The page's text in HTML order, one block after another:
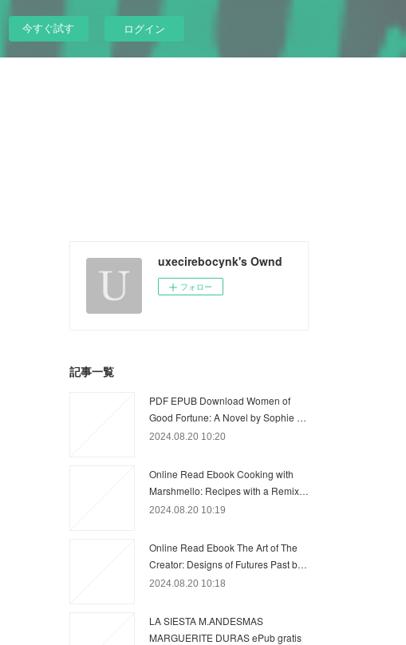
今すぐ試す ログイン
uxecirebocynk's Ownd
フォロー
記事一覧
PDF EPUB Download Women of
Good Fortune: A Novel by Sophie …
2024.08.20 10:20
Online Read Ebook Cooking with
Marshmello: Recipes with a Remix…
2024.08.20 10:19
Online Read Ebook The Art of The
Creator: Designs of Futures Past b…
2024.08.20 10:18
LA SIESTA M.ANDESMAS
MARGUERITE DURAS ePub gratis